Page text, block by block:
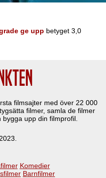
ge upp betyget 3,0
filmsajter med över 22 000
filmer, samla de filmer
upp din filmprofil.
Komedier
Barnfilmer